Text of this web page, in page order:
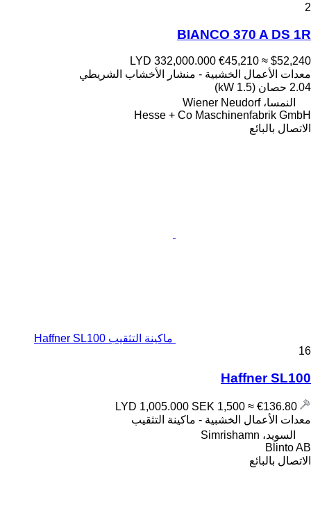
2
BIANCO 370 A DS 1R
LYD 332,000.000 €45,210 ≈ $52,240
معدات الأعمال الخشبية - منشار الأخشاب الشريطي
2.04 حصان (1.5 kW)
النمسا، Wiener Neudorf
Hesse + Co Maschinenfabrik GmbH
الاتصال بالبائع
ماكينة التثقيب Haffner SL100
16
Haffner SL100
SEK 1,500 ≈ €136.80
معدات الأعمال الخشبية - ماكينة التثقيب
السويد، Simrishamn
Blinto AB
الاتصال بالبائع